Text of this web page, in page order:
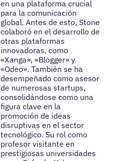
en una plataforma crucial
para la comunicación
global. Antes de esto, Stone
colaboró en el desarrollo de
otras plataformas
innovadoras, como
«Xanga», «Blogger» y
«Odeo». También se ha
desempeñado como asesor
de numerosas startups,
consolidándose como una
figura clave en la
promoción de ideas
disruptivas en el sector
tecnológico. Su rol como
profesor visitante en
prestigiosas universidades